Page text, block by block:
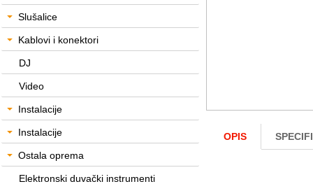
Slušalice
Kablovi i konektori
DJ
Video
Instalacije
Instalacije
Ostala oprema
Elektronski duvački instrumenti
OPIS